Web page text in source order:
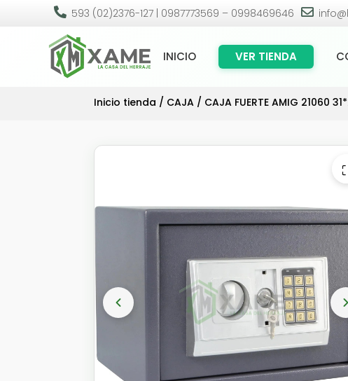
 593 (02)2376-127 | 0987773569 – 0998469646 
INICIO VER TIENDA
Inicio tienda / CAJA / CAJA FUERTE AMIG 21060